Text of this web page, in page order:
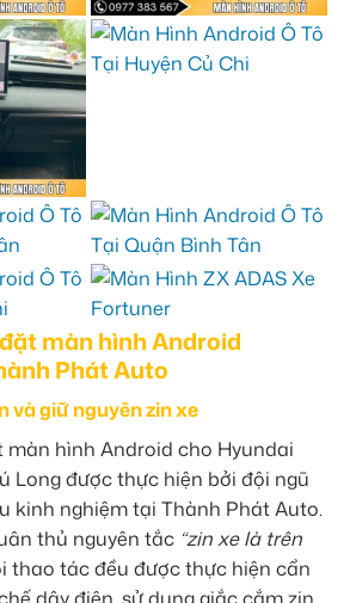
màn hình Android
Phát Auto
và giữ nguyên zin xe
hình Android cho Hyundai
Long được thực hiện bởi đội ngũ
kinh nghiệm tại Thành Phát Auto.
thủ nguyên tắc “zin xe là trên
thao tác đều được thực hiện cẩn